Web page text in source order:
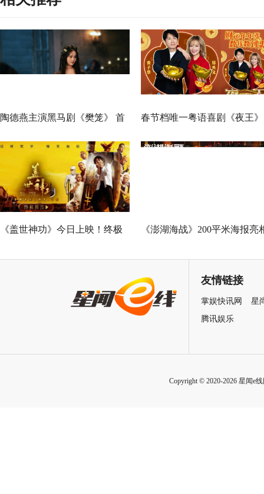
陶德燕主演黑马剧《樊笼》 首
演蛇蝎美人扮相惊艳
春节档唯一粤语喜剧《夜王》
广州路演 黄子华粤语“造梗
《盖世神功》今日上映！终极 《澎湖海战》200平米海报亮
友情链接
掌娱快讯网
星
腾讯娱乐
Copyright © 2020-2026 星闻e